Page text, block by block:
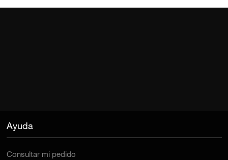
Ayuda
Consultar mi pedido